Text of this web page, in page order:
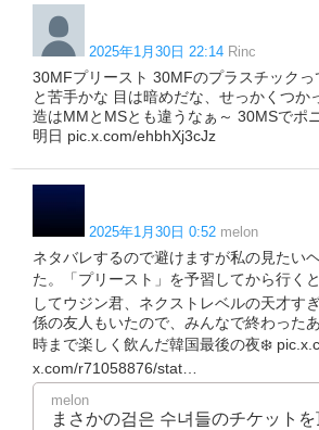
2025年1月30日 22:14 Rinc
30MFプリースト 30MFのプラスチックっ
と苦手かな 目は暗めだな、せっかくつか
造はMMとMSとも違うなぁ～ 30MSでポ
明日 pic.x.com/ehbhXj3cJz
2025年1月30日 0:52 melon
ネタバレするので避けますが私の見たい
た。「プリースト」を予習してから行く
してウジン君、ネクストレベルの天才す
係の友人もいたので、みんなで終わった
時まで楽しく飲んだ韓国最後の夜❄️
x.com/r71058876/stat…
melon
まさかの검은 수녀들のチケットを